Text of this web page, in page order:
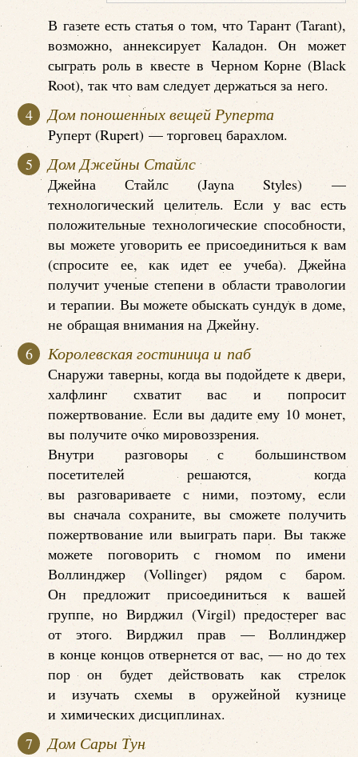
В газете есть статья о том, что Тарант (Tarant),
возможно, аннексирует Каладон. Он может
сыграть роль в квесте в Черном Корне (Black
Root), так что вам следует держаться за него.
Дом поношенных вещей Руперта
Руперт (Rupert) — торговец барахлом.
Дом Джейны Стайлс
Джейна Стайлс (Jayna Styles) —
технологический целитель. Если у вас есть
положительные технологические способности,
вы можете уговорить ее присоединиться к вам
(спросите ее, как идет ее учеба). Джейна
получит ученые степени в области травологии
и терапии. Вы можете обыскать сундук в доме,
не обращая внимания на Джейну.
Королевская гостиница и паб
Снаружи таверны, когда вы подойдете к двери,
халфлинг схватит вас и попросит
пожертвование. Если вы дадите ему 10 монет,
вы получите очко мировоззрения.
Внутри разговоры с большинством
посетителей решаются, когда
вы разговариваете с ними, поэтому, если
вы сначала сохраните, вы сможете получить
пожертвование или выиграть пари. Вы также
можете поговорить с гномом по имени
Воллинджер (Vollinger) рядом с баром.
Он предложит присоединиться к вашей
группе, но Вирджил (Virgil) предостерег вас
от этого. Вирджил прав — Воллинджер
в конце концов отвернется от вас, — но до тех
пор он будет действовать как стрелок
и изучать схемы в оружейной кузнице
и химических дисциплинах.
Дом Сары Тун